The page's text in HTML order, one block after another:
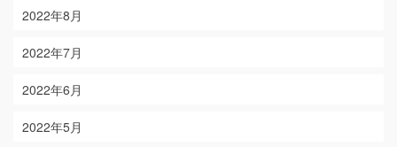
2022年8月
2022年7月
2022年6月
2022年5月